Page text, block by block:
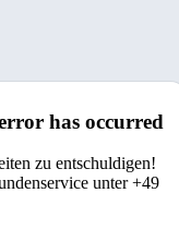
has occurred
zu entschuldigen!
unter +49